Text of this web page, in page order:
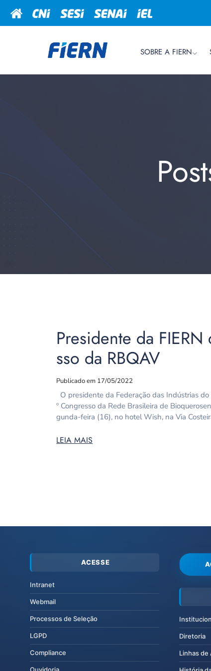
SOBRE A FIERN
Presidente da
sso da RBQAV
Publicado em 17/05/2022
O presidente da Federação das Indústrias
º Congresso da Rede Brasileira de
gunda-feira (16), no hotel Wish, na Via
LEIA MAIS
ACESSE
Intranet
Webmail
Processos de Seleção
LGPD
Compliance
Ouvidoria
Diretoria
Linhas de